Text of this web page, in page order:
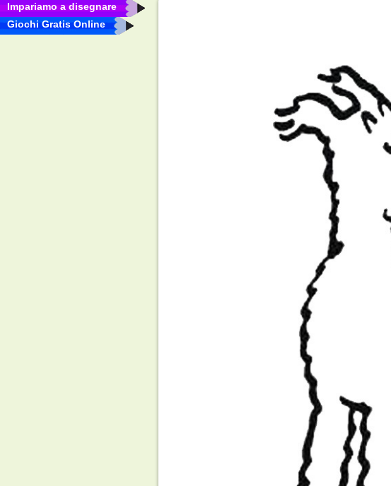
Impariamo a disegnare
Giochi Gratis Online